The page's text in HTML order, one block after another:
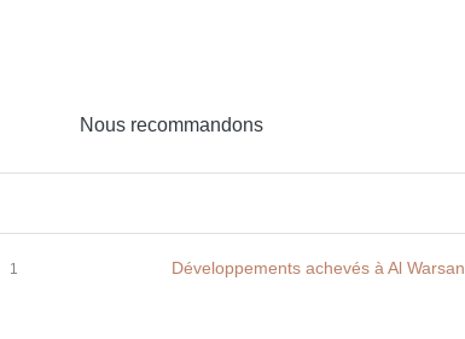
Nous recommandons
1 Développements achevés à Al Warsan